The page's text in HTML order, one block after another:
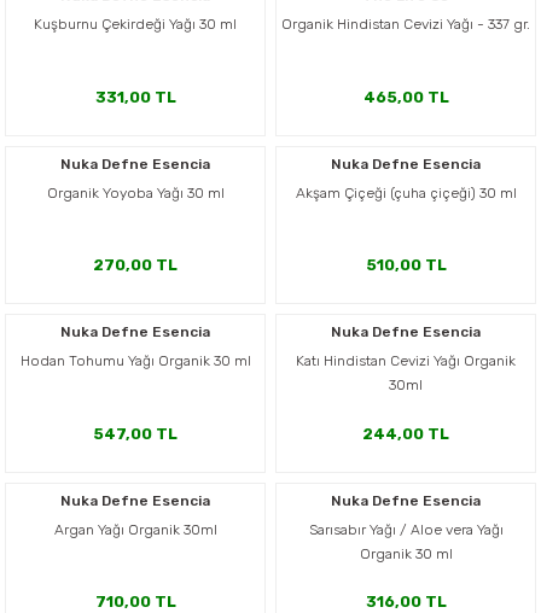
Kuşburnu Çekirdeği Yağı 30 ml
331,00 TL
Organik Hindistan Cevizi Yağı - 337 gr.
465,00 TL
Nuka Defne Esencia
Organik Yoyoba Yağı 30 ml
270,00 TL
Nuka Defne Esencia
Akşam Çiçeği (çuha çiçeği) 30 ml
510,00 TL
Nuka Defne Esencia
Hodan Tohumu Yağı Organik 30 ml
547,00 TL
Nuka Defne Esencia
Katı Hindistan Cevizi Yağı Organik
30ml
244,00 TL
Nuka Defne Esencia
Argan Yağı Organik 30ml
710,00 TL
Nuka Defne Esencia
Sarısabır Yağı / Aloe vera Yağı
Organik 30 ml
316,00 TL